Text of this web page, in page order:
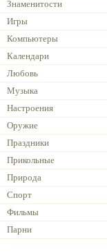
Знаменитости
Игры
Компьютеры
Календари
Любовь
Музыка
Настроения
Оружие
Праздники
Прикольные
Природа
Спорт
Фильмы
Парни